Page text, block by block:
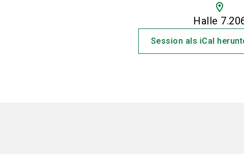
location_on
Halle
Session als iCal